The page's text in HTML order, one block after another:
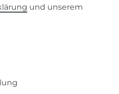
und unserem